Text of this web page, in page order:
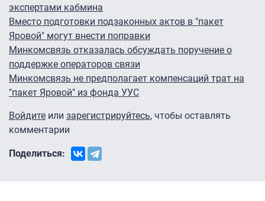
экспертами кабмина
Вместо подготовки подзаконных актов в "пакет
Яровой" могут внести поправки
Минкомсвязь отказалась обсуждать поручение о
поддержке операторов связи
Минкомсвязь не предполагает компенсаций трат на
"пакет Яровой" из фонда УУС
Войдите или зарегистрируйтесь, чтобы оставлять
комментарии
Поделиться: